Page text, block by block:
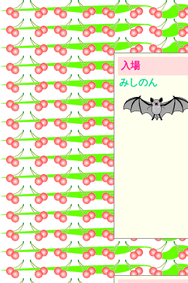
入場
みしのん